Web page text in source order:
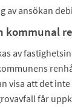
av ansökan
kommunal
av
visa att det
får